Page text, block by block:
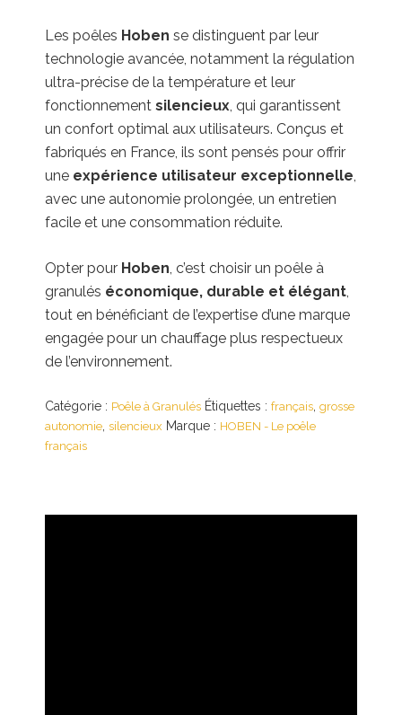
Les poêles Hoben se distinguent par leur
technologie avancée, notamment la régulation
ultra-précise de la température et leur
fonctionnement silencieux, qui garantissent
un confort optimal aux utilisateurs. Conçus et
fabriqués en France, ils sont pensés pour offrir
une expérience utilisateur exceptionnelle,
avec une autonomie prolongée, un entretien
facile et une consommation réduite.
Opter pour Hoben, c’est choisir un poêle à
granulés économique, durable et élégant,
tout en bénéficiant de l’expertise d’une marque
engagée pour un chauffage plus respectueux
de l’environnement.
Catégorie : Poêle à Granulés Étiquettes : français grosse
autonomie silencieux Marque : HOBEN - Le poêle
français